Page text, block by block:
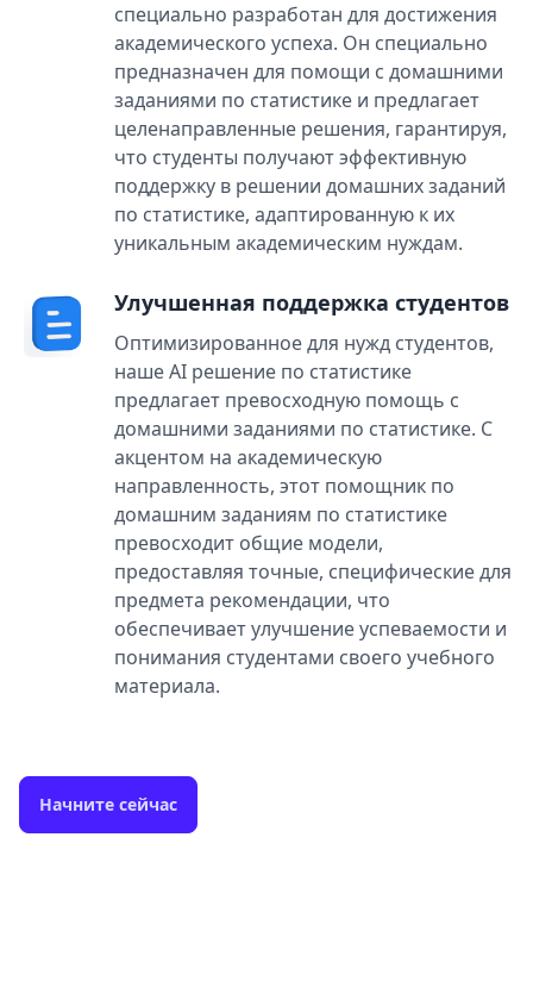
специально разработан для достижения
академического успеха. Он специально
предназначен для помощи с домашними
заданиями по статистике и предлагает
целенаправленные решения, гарантируя,
что студенты получают эффективную
поддержку в решении домашних заданий
по статистике, адаптированную к их
уникальным академическим нуждам.
Улучшенная поддержка студентов
Оптимизированное для нужд студентов,
наше AI решение по статистике
предлагает превосходную помощь с
домашними заданиями по статистике. С
акцентом на академическую
направленность, этот помощник по
домашним заданиям по статистике
превосходит общие модели,
предоставляя точные, специфические для
предмета рекомендации, что
обеспечивает улучшение успеваемости и
понимания студентами своего учебного
материала.
Начните сейчас